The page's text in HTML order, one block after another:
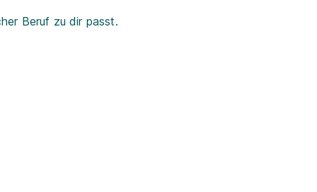
Beruf zu dir passt.